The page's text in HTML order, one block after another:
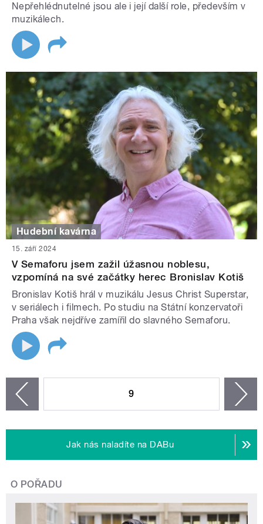
Nepřehlédnutelné jsou ale i její další role, především v
muzikálech.
Hudební kavárna
15. září 2024
V Semaforu jsem zažil úžasnou noblesu,
vzpomíná na své začátky herec Bronislav Kotiš
Bronislav Kotiš hrál v muzikálu Jesus Christ Superstar,
v seriálech i filmech. Po studiu na Státní konzervatoři
Praha však nejdříve zamířil do slavného Semaforu.
9
Jak nás naladíte na DABu
O POŘADU